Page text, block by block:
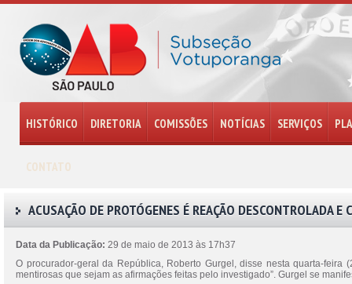
HISTÓRICO DIRETORIA COMISSÕES NOTÍCIAS SERVIÇOS
CONTATO
ACUSAÇÃO DE PROTÓGENES É REAÇÃO DESCONTROLADA E
Data da Publicação: 29 de maio de 2013 às 17h37
O procurador-geral da República, Roberto Gurgel, disse nesta quarta-
mentirosas que sejam as afirmações feitas pelo investigado”. Gurgel se